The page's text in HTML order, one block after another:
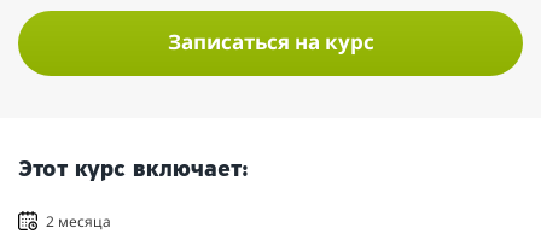
Записаться на курс
Этот курс включает:
2 месяца